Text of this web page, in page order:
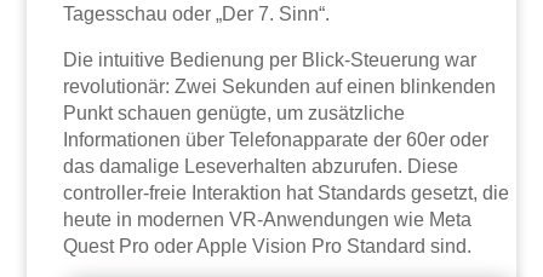
Tagesschau oder „Der 7. Sinn“.
Die intuitive Bedienung per Blick-Steuerung war
revolutionär: Zwei Sekunden auf einen blinkenden
Punkt schauen genügte, um zusätzliche
Informationen über Telefonapparate der 60er oder
das damalige Leseverhalten abzurufen. Diese
controller-freie Interaktion hat Standards gesetzt, die
heute in modernen VR-Anwendungen wie Meta
Quest Pro oder Apple Vision Pro Standard sind.